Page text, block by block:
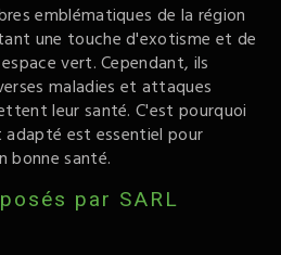
emblématiques de la région
une touche d'exotisme et de
vert. Cependant, ils
maladies et attaques
leur santé. C'est pourquoi
est essentiel pour
bonne santé.
par SARL